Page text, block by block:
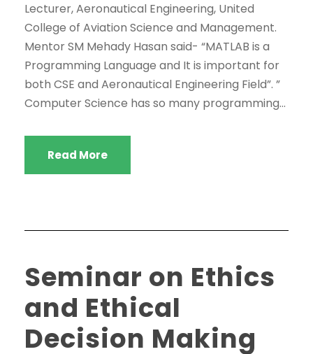
Lecturer, Aeronautical Engineering, United
College of Aviation Science and Management.
Mentor SM Mehady Hasan said- “MATLAB is a
Programming Language and It is important for
both CSE and Aeronautical Engineering Field”. ”
Computer Science has so many programming...
Read More
Seminar on Ethics
and Ethical
Decision Making